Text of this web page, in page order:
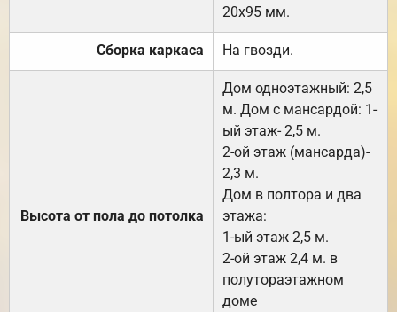
20х95 мм.
Сборка каркаса На гвозди.
Высота от пола до потолка
Дом одноэтажный: 2,5
м. Дом с мансардой: 1-
ый этаж- 2,5 м.
2-ой этаж (мансарда)-
2,3 м.
Дом в полтора и два
этажа:
1-ый этаж 2,5 м.
2-ой этаж 2,4 м. в
полутораэтажном
доме